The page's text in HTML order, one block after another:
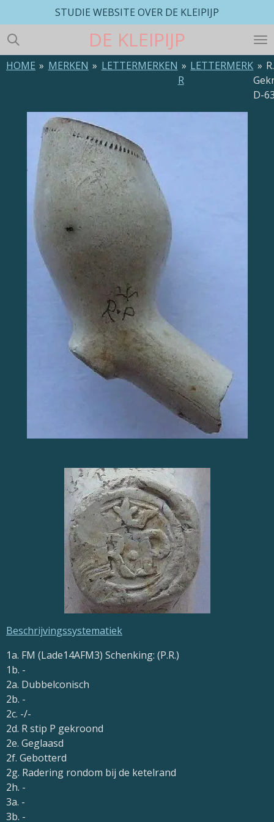
direct
naar
de
hoofdinhoud
DE KLEIPIJP
STUDIE WEBSITE OVER DE KLEIPIJP
HOME » MERKEN » LETTERMERKEN » LETTERMERK
R
»
D-
Beschrijvingssystematiek
1a. FM (Lade14AFM3) Schenking: (P.R.)
1b. -
2a. Dubbelconisch
2b. -
2c. -/-
2d. R stip P gekroond
2e. Geglaasd
2f. Gebotterd
2g. Radering rondom bij de ketelrand
2h. -
3a. -
3b. -